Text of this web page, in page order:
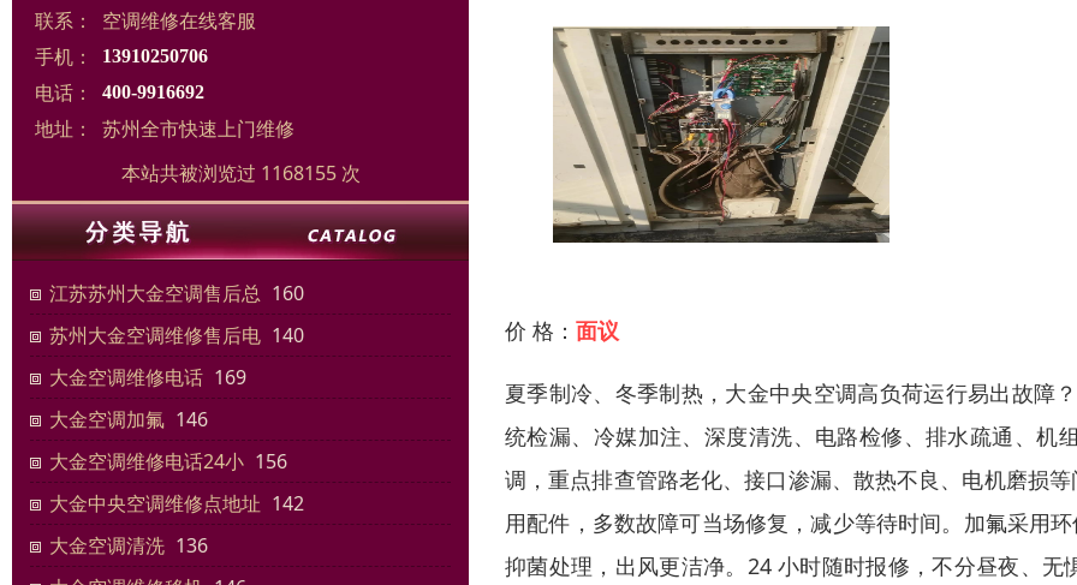
联系：
空调维修在线客服
手机：
13910250706
电话： 400-9916692
地址：
苏州全市快速上门维修
本站共被浏览过 1168155 次
江苏苏州大金空调售后总 160
苏州大金空调维修售后电 140
大金空调维修电话 169
大金空调加氟 146
大金空调维修电话24小 156
大金中央空调维修点地址 142
大金空调清洗 136
价 格： 面议
夏季制冷、冬季制热，大金中央空调高负荷运行易出故障
统检漏、冷媒加注、深度清洗、电路检修、排水疏通、机
调，重点排查管路老化、接口渗漏、散热不良、电机磨损
用配件，多数故障可当场修复，减少等待时间。加氟采用
抑菌处理，出风更洁净。24 小时随时报修，不分昼夜、